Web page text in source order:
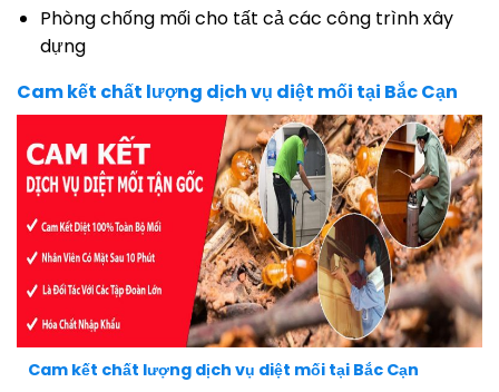
Phòng chống mối cho tất cả các công trình xây
dựng
Cam kết chất lượng dịch vụ diệt mối tại Bắc Cạn
Cam kết chất lượng dịch vụ diệt mối tại Bắc Cạn